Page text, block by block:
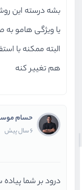
بشه درسته این
یا ویژگی هامو به
البته ممکنه با
هم تغییر کنه
حسام
6 سال پیش
درود بر شما